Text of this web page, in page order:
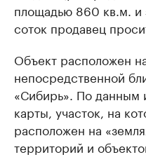
площадью 860 кв.м. и
соток продавец
Объект расположен
непосредственной
«Сибирь». По данным
карты, участок, на
расположен на
территорий и